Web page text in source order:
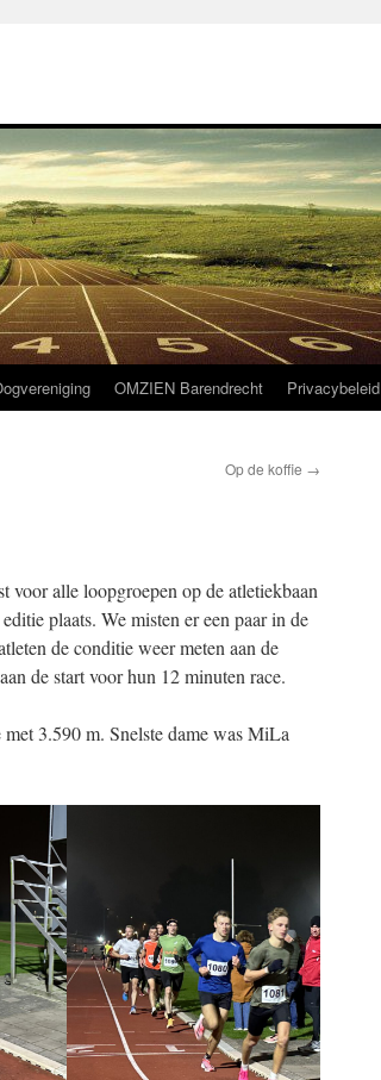
OMZIEN Barendrecht Privacybeleid
Op de koffie →
alle loopgroepen op de atletiekbaan
plaats. We misten er een paar in de
de conditie weer meten aan de
de start voor hun 12 minuten race.
3.590 m. Snelste dame was MiLa